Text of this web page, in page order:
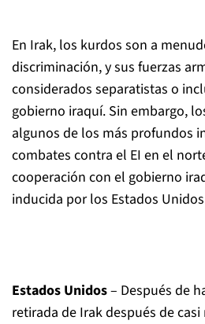
En Irak, los kurdos son a
discriminación, y sus fuerzas
considerados separatistas o
gobierno iraquí. Sin embargo,
algunos de los más profundos
combates contra el EI en el
cooperación con el gobierno
inducida por los Estados
Estados Unidos– Después de
retirada de Irak después de